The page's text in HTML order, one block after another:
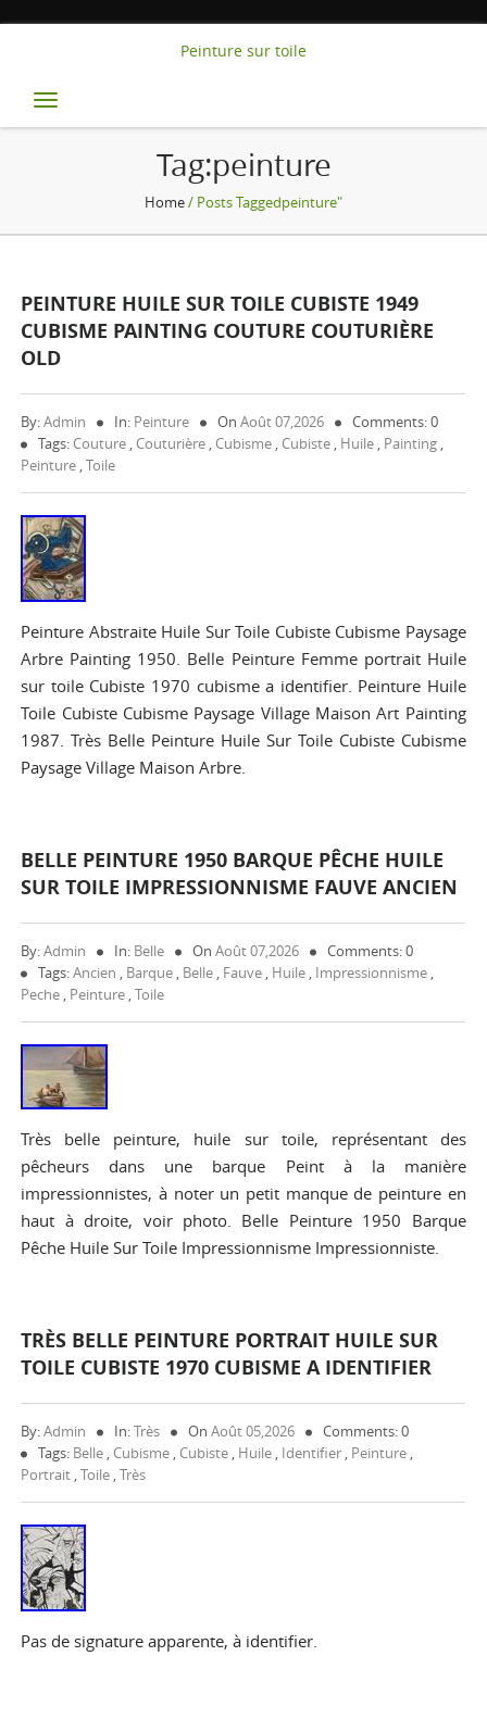
Peinture sur toile
Toggle
navigation
Tag:peinture
Home/ Posts Taggedpeinture"
PEINTURE HUILE SUR TOILE CUBISTE 1949
CUBISME PAINTING COUTURE COUTURIÈRE
OLD
By:Admin In: Peinture OnAoût 07,2026
Comments: 0
Tags: Couture , Couturière , Cubisme , Cubiste , Huile , Painting ,
Peinture ,Toile
Peinture Abstraite Huile Sur Toile Cubiste Cubisme Paysage
Arbre Painting 1950. Belle Peinture Femme portrait Huile
sur toile Cubiste 1970 cubisme a identifier. Peinture Huile
Toile Cubiste Cubisme Paysage Village Maison Art Painting
1987. Très Belle Peinture Huile Sur Toile Cubiste Cubisme
Paysage Village Maison Arbre.
BELLE PEINTURE 1950 BARQUE PÊCHE HUILE
SUR TOILE IMPRESSIONNISME FAUVE ANCIEN
By:Admin In: Belle OnAoût 07,2026
Comments: 0
Tags:Ancien , Barque , Belle , Fauve , Huile , Impressionnisme ,
Peche , Peinture ,Toile
Très belle peinture, huile sur toile, représentant des
pêcheurs dans une barque Peint à la manière
impressionnistes, à noter un petit manque de peinture en
haut à droite, voir photo. Belle Peinture 1950 Barque
Pêche Huile Sur Toile Impressionnisme Impressionniste.
TRÈS BELLE PEINTURE PORTRAIT HUILE SUR
TOILE CUBISTE 1970 CUBISME A IDENTIFIER
By:Admin In:Très OnAoût 05,2026
Comments: 0
Tags: Belle , Cubisme , Cubiste , Huile , Identifier , Peinture ,
Portrait ,Toile ,Très
Pas de signature apparente, à identifier.